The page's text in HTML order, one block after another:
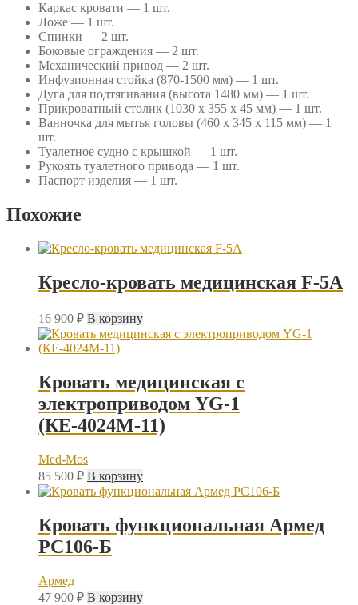
Каркас кровати — 1 шт.
Ложе — 1 шт.
Спинки — 2 шт.
Боковые ограждения — 2 шт.
Механический привод — 2 шт.
Инфузионная стойка (870-1500 мм) — 1 шт.
Дуга для подтягивания (высота 1480 мм) — 1 шт.
Прикроватный столик (1030 x 355 x 45 мм) — 1 шт.
Ванночка для мытья головы (460 x 345 x 115 мм) — 1
шт.
Туалетное судно с крышкой — 1 шт.
Рукоять туалетного привода — 1 шт.
Паспорт изделия — 1 шт.
Похожие
Кресло-кровать медицинская F-5A
16 900 ₽ В корзину
Кровать медицинская с
электроприводом YG-1
(КЕ-4024М-11)
Med-Mos
85 500 ₽ В корзину
Кровать функциональная Армед
РС106-Б
Армед
47 900 ₽ В корзину